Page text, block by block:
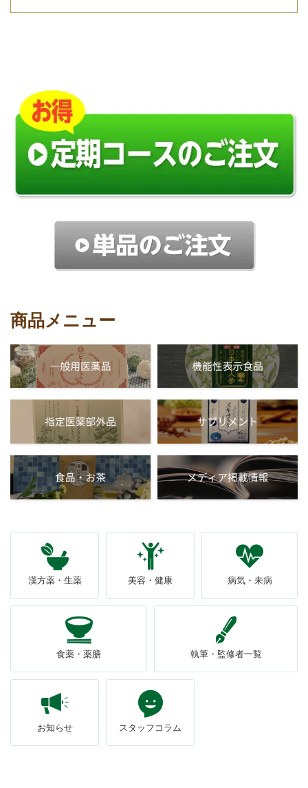
商品メニュー
漢方薬・生薬 美容・健康 病気・未病
食薬・薬膳 執筆・監修者一覧
お知らせ スタッフコラム